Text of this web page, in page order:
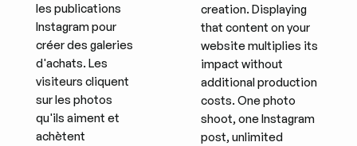
les publications
Instagram pour
créer des galeries
d'achats. Les
visiteurs cliquent
sur les photos
qu'ils aiment et
achètent
creation. Displaying
that content on your
website multiplies its
impact without
additional production
costs. One photo
shoot, one Instagram
post, unlimited